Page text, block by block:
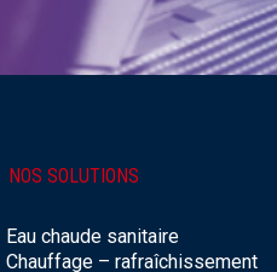
NOS SOLUTIONS
Eau chaude sanitaire
Chauffage – rafraîchissement